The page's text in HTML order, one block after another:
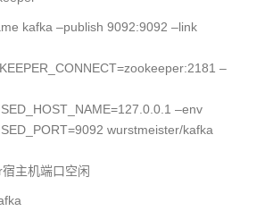
kafka –publish 9092:9092 –link
–
–env
wurstmeister/kafka
主机端口空闲